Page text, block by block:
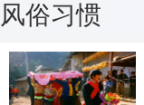
风俗习惯